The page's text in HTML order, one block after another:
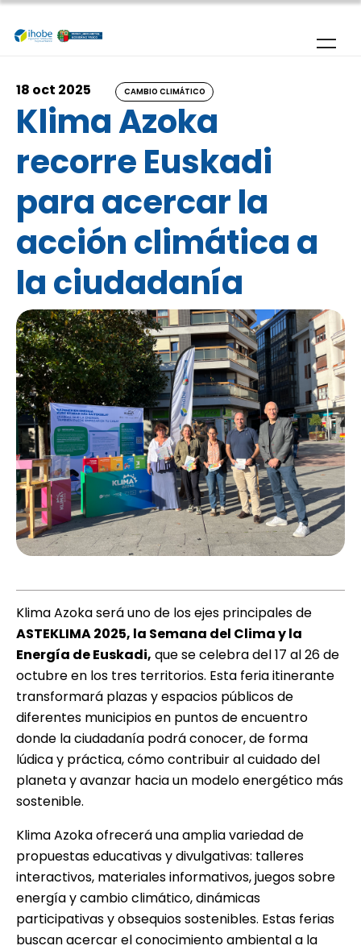
Pasar al contenido principal
18 oct 2025 CAMBIO CLIMÁTICO
Klima Azoka
recorre Euskadi
para acercar la
acción climática a
la ciudadanía
Klima Azoka será uno de los ejes principales de
ASTEKLIMA 2025, la Semana del Clima y la
Energía de Euskadi, que se celebra del 17 al 26 de
octubre en los tres territorios. Esta feria itinerante
transformará plazas y espacios públicos de
diferentes municipios en puntos de encuentro
donde la ciudadanía podrá conocer, de forma
lúdica y práctica, cómo contribuir al cuidado del
planeta y avanzar hacia un modelo energético más
sostenible.
Klima Azoka ofrecerá una amplia variedad de
propuestas educativas y divulgativas: talleres
interactivos, materiales informativos, juegos sobre
energía y cambio climático, dinámicas
participativas y obsequios sostenibles. Estas ferias
buscan acercar el conocimiento ambiental a la